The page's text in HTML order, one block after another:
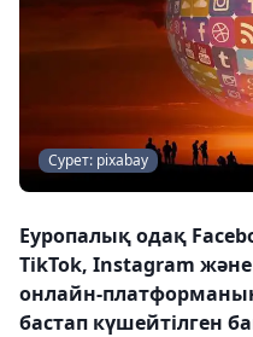
Сурет: pixabay
Еуропалық одақ
TikTok, Instagram
онлайн-
бастап күшейтілген